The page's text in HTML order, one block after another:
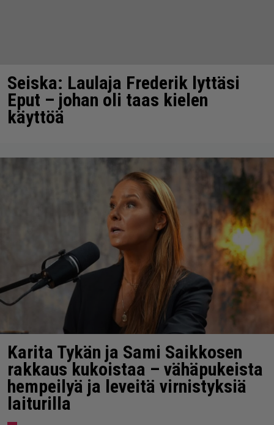
Seiska: Laulaja Frederik lyttäsi
Eput – johan oli taas kielen
käyttöä
Karita Tykän ja Sami Saikkosen
rakkaus kukoistaa – vähäpukeista
hempeilyä ja leveitä virnistyksiä
laiturilla